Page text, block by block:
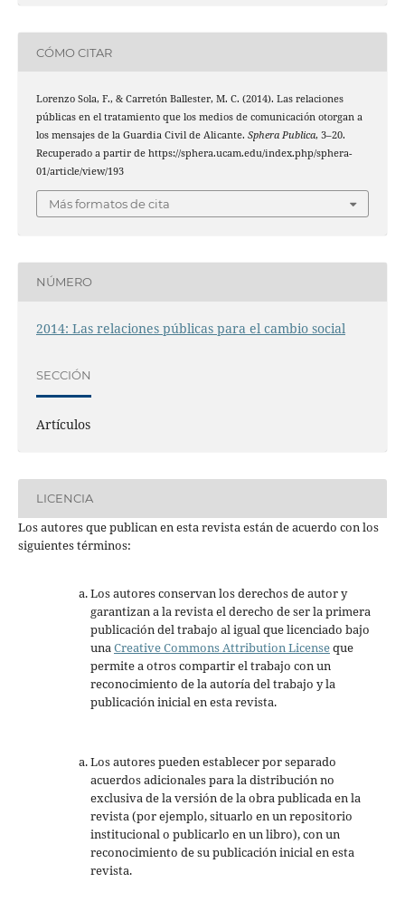
CÓMO CITAR
Lorenzo Sola, F., & Carretón Ballester, M. C. (2014). Las relaciones
públicas en el tratamiento que los medios de comunicación otorgan a
los mensajes de la Guardia Civil de Alicante. Sphera Publica, 3–20.
Recuperado a partir de https://sphera.ucam.edu/index.php/sphera-
01/article/view/193
Más formatos de cita
NÚMERO
2014: Las relaciones públicas para el cambio social
SECCIÓN
Artículos
LICENCIA
Los autores que publican en esta revista están de acuerdo con los
siguientes términos:
Los autores conservan los derechos de autor y
garantizan a la revista el derecho de ser la primera
publicación del trabajo al igual que licenciado bajo
unaCreative Commons Attribution Licenseque
permite a otros compartir el trabajo con un
reconocimiento de la autoría del trabajo y la
publicación inicial en esta revista.
Los autores pueden establecer por separado
acuerdos adicionales para la distribución no
exclusiva de la versión de la obra publicada en la
revista (por ejemplo, situarlo en un repositorio
institucional o publicarlo en un libro), con un
reconocimiento de su publicación inicial en esta
revista.